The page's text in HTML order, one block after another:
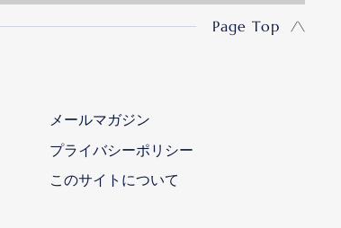
Page Top
メールマガジン
プライバシーポリシー
このサイトについて